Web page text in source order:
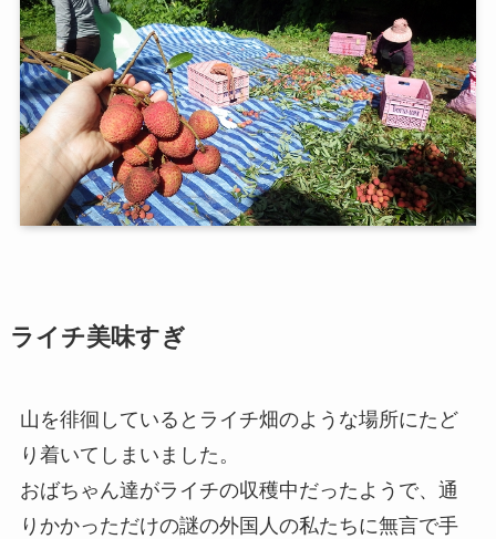
ライチ美味すぎ
山を徘徊しているとライチ畑のような場所にたど
り着いてしまいました。
おばちゃん達がライチの収穫中だったようで、通
りかかっただけの謎の外国人の私たちに無言で手